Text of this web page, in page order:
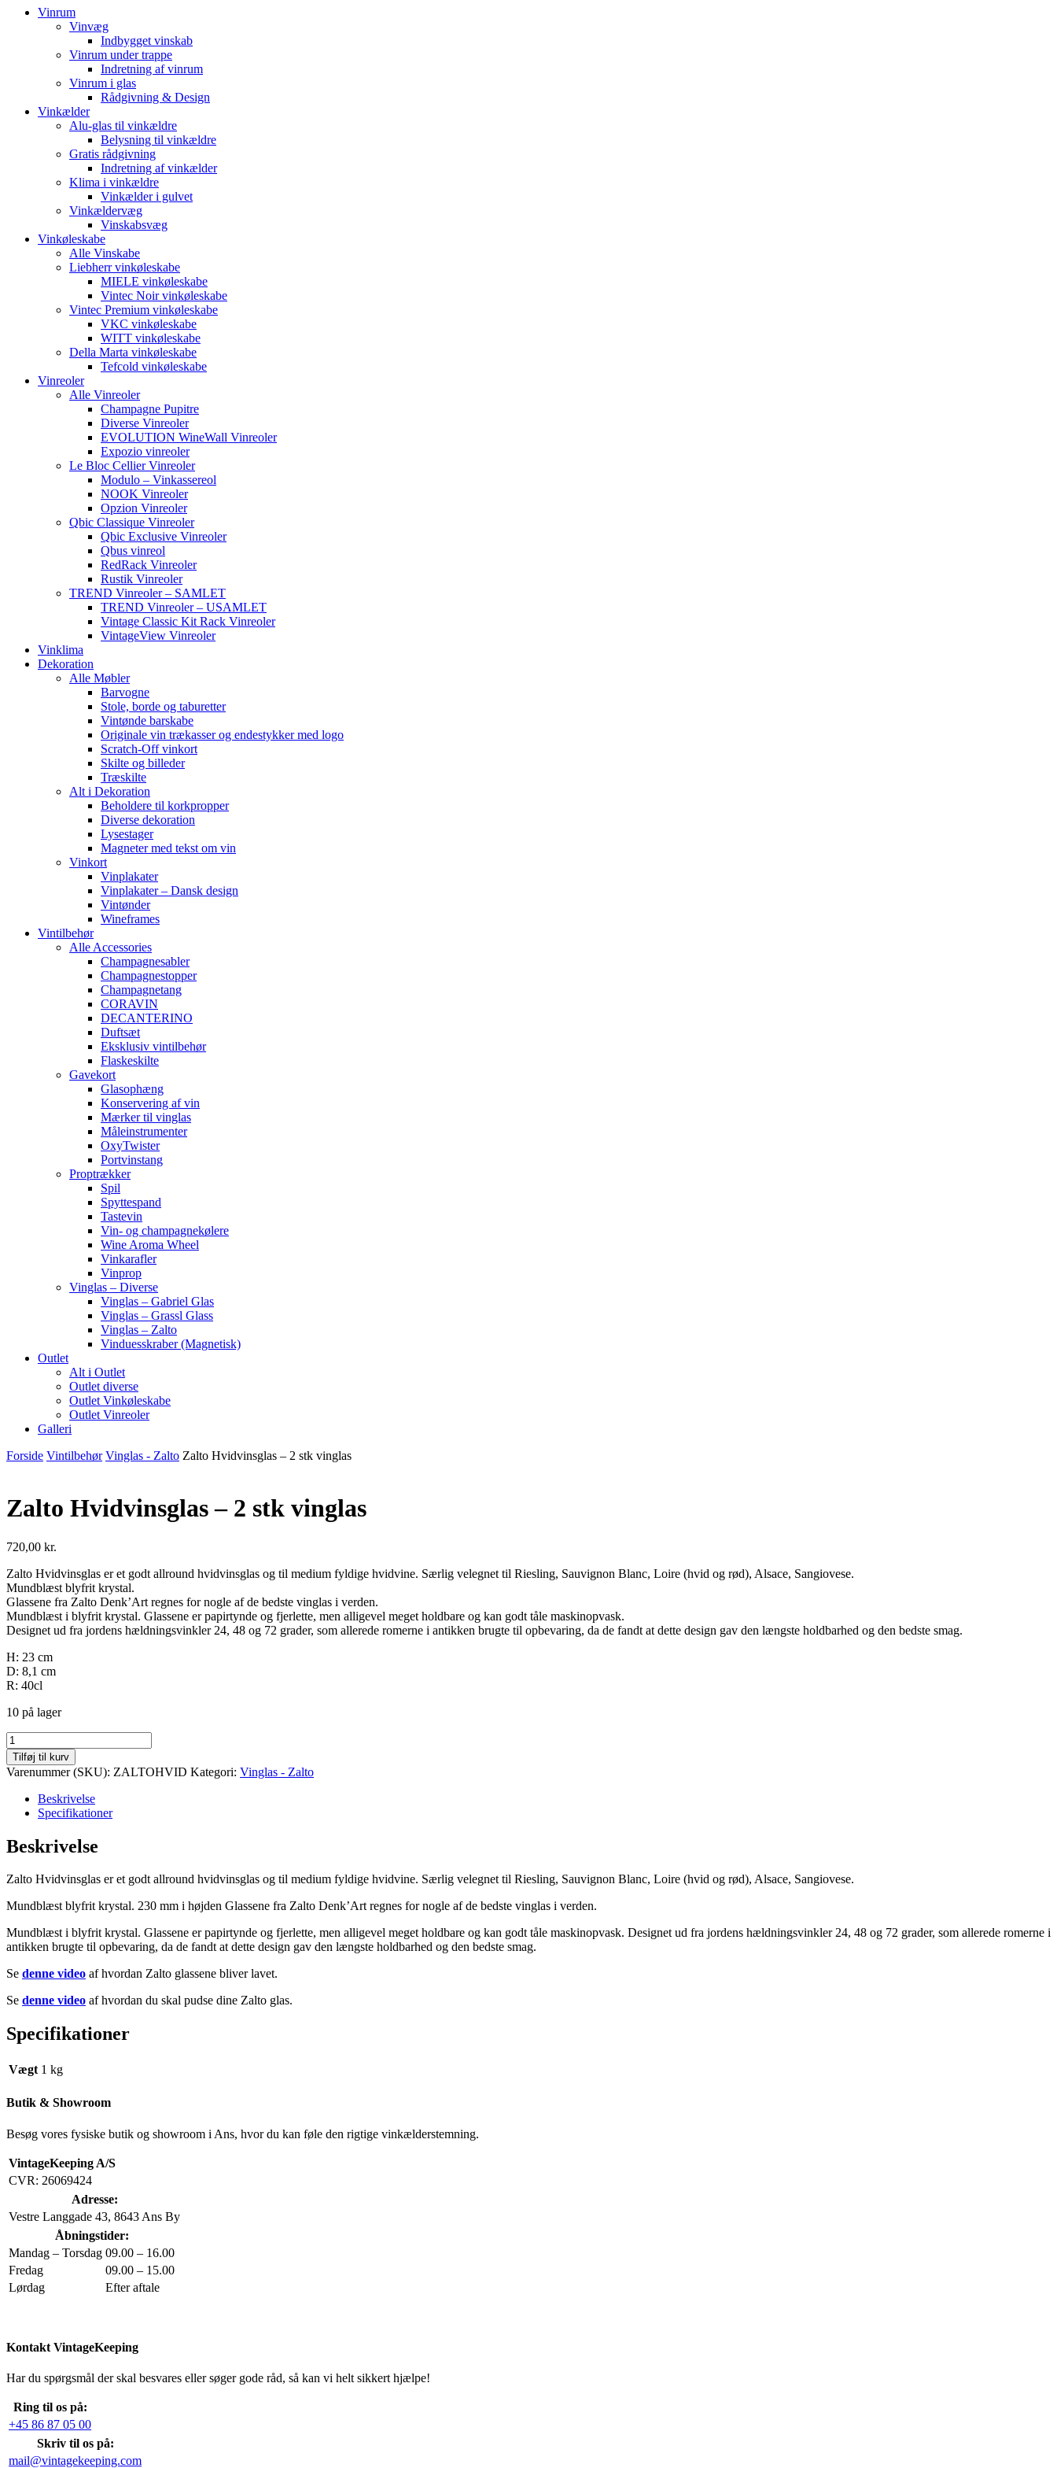
Vinrum
Vinvæg
Indbygget vinskab
Vinrum under trappe
Indretning af vinrum
Vinrum i glas
Rådgivning & Design
Vinkælder
Alu-glas til vinkældre
Belysning til vinkældre
Gratis rådgivning
Indretning af vinkælder
Klima i vinkældre
Vinkælder i gulvet
Vinkældervæg
Vinskabsvæg
Vinkøleskabe
Alle Vinskabe
Liebherr vinkøleskabe
MIELE vinkøleskabe
Vintec Noir vinkøleskabe
Vintec Premium vinkøleskabe
VKC vinkøleskabe
WITT vinkøleskabe
Della Marta vinkøleskabe
Tefcold vinkøleskabe
Vinreoler
Alle Vinreoler
Champagne Pupitre
Diverse Vinreoler
EVOLUTION WineWall Vinreoler
Expozio vinreoler
Le Bloc Cellier Vinreoler
Modulo – Vinkassereol
NOOK Vinreoler
Opzion Vinreoler
Qbic Classique Vinreoler
Qbic Exclusive Vinreoler
Qbus vinreol
RedRack Vinreoler
Rustik Vinreoler
TREND Vinreoler – SAMLET
TREND Vinreoler – USAMLET
Vintage Classic Kit Rack Vinreoler
VintageView Vinreoler
Vinklima
Dekoration
Alle Møbler
Barvogne
Stole, borde og taburetter
Vintønde barskabe
Originale vin trækasser og endestykker med logo
Scratch-Off vinkort
Skilte og billeder
Træskilte
Alt i Dekoration
Beholdere til korkpropper
Diverse dekoration
Lysestager
Magneter med tekst om vin
Vinkort
Vinplakater
Vinplakater – Dansk design
Vintønder
Wineframes
Vintilbehør
Alle Accessories
Champagnesabler
Champagnestopper
Champagnetang
CORAVIN
DECANTERINO
Duftsæt
Eksklusiv vintilbehør
Flaskeskilte
Gavekort
Glasophæng
Konservering af vin
Mærker til vinglas
Måleinstrumenter
OxyTwister
Portvinstang
Proptrækker
Spil
Spyttespand
Tastevin
Vin- og champagnekølere
Wine Aroma Wheel
Vinkarafler
Vinprop
Vinglas – Diverse
Vinglas – Gabriel Glas
Vinglas – Grassl Glass
Vinglas – Zalto
Vinduesskraber (Magnetisk)
Outlet
Alt i Outlet
Outlet diverse
Outlet Vinkøleskabe
Outlet Vinreoler
Galleri
Forside Vintilbehør Vinglas - Zalto Zalto Hvidvinsglas – 2 stk vinglas
Zalto Hvidvinsglas – 2 stk vinglas
720,00 kr.
Zalto Hvidvinsglas er et godt allround hvidvinsglas og til medium fyldige hvidvine. Særlig velegnet til Riesling, Sauvignon Blanc, Loire (hvid og rød), Alsace, Sangiovese.
Mundblæst blyfrit krystal.
Glassene fra Zalto Denk’Art regnes for nogle af de bedste vinglas i verden.
Mundblæst i blyfrit krystal. Glassene er papirtynde og fjerlette, men alligevel meget holdbare og kan godt tåle maskinopvask.
Designet ud fra jordens hældningsvinkler 24, 48 og 72 grader, som allerede romerne i antikken brugte til opbevaring, da de fandt at dette design gav den længste holdbarhed og den bedste smag.
H: 23 cm
D: 8,1 cm
R: 40cl
10 på lager
Zalto
Hvidvinsglas
-
2
vinglas
Tilføj til kurv
Varenummer (SKU): ZALTOHVID Kategori: Vinglas - Zalto
Beskrivelse
Specifikationer
Beskrivelse
Zalto Hvidvinsglas er et godt allround hvidvinsglas og til medium fyldige hvidvine. Særlig velegnet til Riesling, Sauvignon Blanc, Loire (hvid og rød), Alsace, Sangiovese.
Mundblæst blyfrit krystal. 230 mm i højden Glassene fra Zalto Denk’Art regnes for nogle af de bedste vinglas i verden.
Mundblæst i blyfrit krystal. Glassene er papirtynde og fjerlette, men alligevel meget holdbare og kan godt tåle maskinopvask. Designet ud fra jordens hældningsvinkler 24, 48 og 72 grader, som allerede romerne i
antikken brugte til opbevaring, da de fandt at dette design gav den længste holdbarhed og den bedste smag.
Se denne video af hvordan Zalto glassene bliver lavet.
Se denne video af hvordan du skal pudse dine Zalto glas.
Specifikationer
Vægt 1 kg
Butik & Showroom
Besøg vores fysiske butik og showroom i Ans, hvor du kan føle den rigtige vinkælderstemning.
VintageKeeping A/S
CVR: 26069424
Adresse:
Vestre Langgade 43, 8643 Ans By
Åbningstider:
Mandag – Torsdag 09.00 – 16.00
Fredag
09.00 – 15.00
Lørdag
Efter aftale
Kontakt VintageKeeping
Har du spørgsmål der skal besvares eller søger gode råd, så kan vi helt sikkert hjælpe!
Ring til os på:
+45 86 87 05 00
Skriv til os på:
mail@vintagekeeping.com